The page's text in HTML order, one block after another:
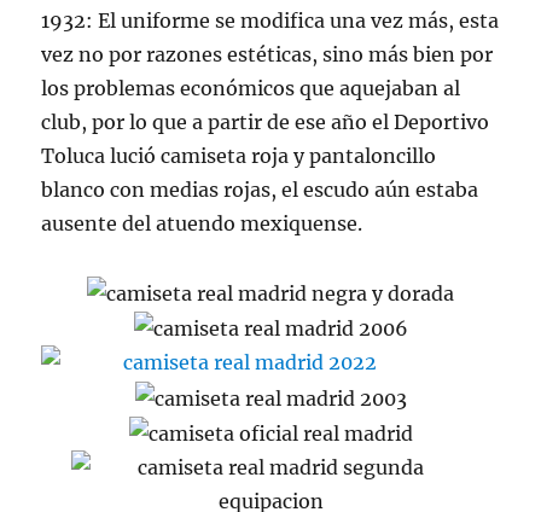
1932: El uniforme se modifica una vez más, esta
vez no por razones estéticas, sino más bien por
los problemas económicos que aquejaban al
club, por lo que a partir de ese año el Deportivo
Toluca lució camiseta roja y pantaloncillo
blanco con medias rojas, el escudo aún estaba
ausente del atuendo mexiquense.